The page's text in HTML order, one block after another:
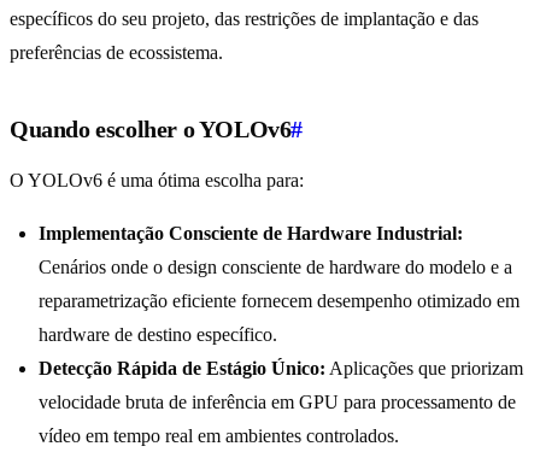
específicos do seu projeto, das restrições de implantação e das
preferências de ecossistema.
Quando escolher o YOLOv6#
O YOLOv6 é uma ótima escolha para:
Implementação Consciente de Hardware Industrial:
Cenários onde o design consciente de hardware do modelo e a
reparametrização eficiente fornecem desempenho otimizado em
hardware de destino específico.
Detecção Rápida de Estágio Único: Aplicações que priorizam
velocidade bruta de inferência em GPU para processamento de
vídeo em tempo real em ambientes controlados.